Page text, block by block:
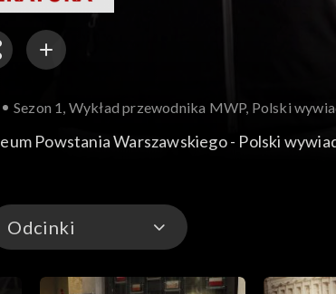
Sezon 1, Wykład przewodnika MWP, Polski
Powstania Warszawskiego - Polski
Odcinki
Odcinki